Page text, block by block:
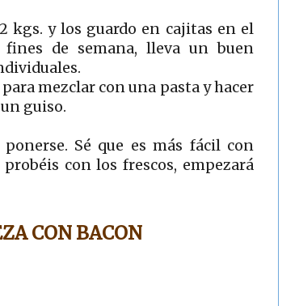
kgs. y los guardo en cajitas en el
de semana, lleva un buen
mezclar con una pasta y hacer
guiso.
Sé que es más fácil con
con los frescos, empezará
CON BACON